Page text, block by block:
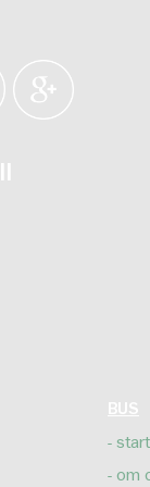
BUS
start
om